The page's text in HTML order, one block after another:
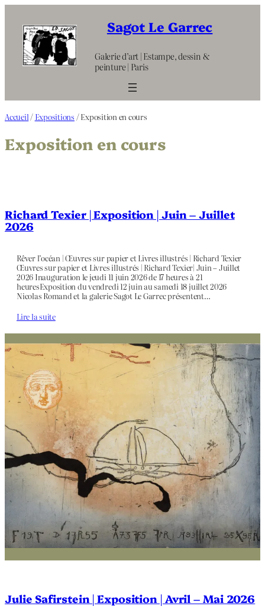
contenu
Sagot Le Garrec
Galerie d’art | Estampe, dessin &
peinture | Paris
Accueil / Expositions / Exposition en cours
Exposition en cours
Richard Texier | Exposition | Juin – Juillet
2026
Rêver l’océan | Œuvres sur papier et Livres illustrés | Richard Texier
Œuvres sur papier et Livres illustrés | Richard Texier| Juin – Juillet
2026 Inauguration le jeudi 11 juin 2026 de 17 heures à 21
heuresExposition du vendredi 12 juin au samedi 18 juillet 2026
Nicolas Romand et la galerie Sagot Le Garrec présentent…
Lire la suite
Julie Safirstein | Exposition | Avril – Mai 2026